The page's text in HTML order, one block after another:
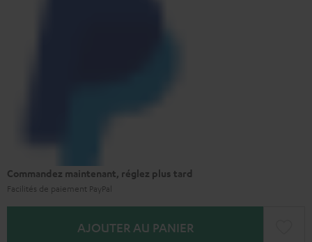
Commandez maintenant, réglez plus tard
Facilités de paiement PayPal
AJOUTER AU PANIER